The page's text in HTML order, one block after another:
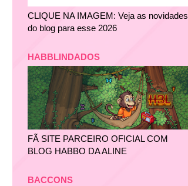
CLIQUE NA IMAGEM: Veja as novidades
do blog para esse 2026
HABBLINDADOS
FÃ SITE PARCEIRO OFICIAL COM
BLOG HABBO DA ALINE
BACCONS